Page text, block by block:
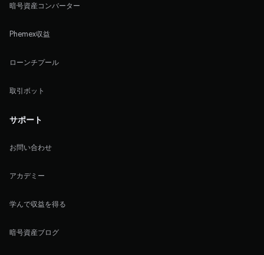
暗号資産コンバーター
Phemex収益
ローンチプール
取引ボット
サポート
お問い合わせ
アカデミー
学んで収益を得る
暗号資産ブログ